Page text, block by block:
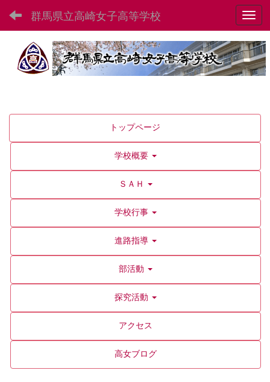
群馬県立高崎女子高等学校
トップページ
学校概要
ＳＡＨ
学校行事
進路指導
部活動
探究活動
アクセス
高女ブログ